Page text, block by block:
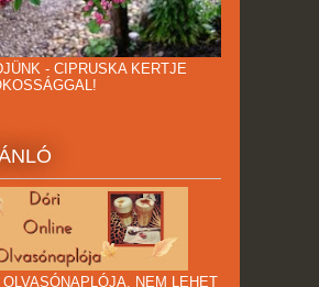
- CIPRUSKA KERTJE
OLVASÓNAPLÓJA. NEM LEHET